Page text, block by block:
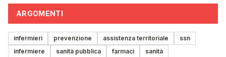
ARGOMENTI
infermieri prevenzione assistenza territoriale
ssn
infermiere
sanità pubblica farmaci
sanità